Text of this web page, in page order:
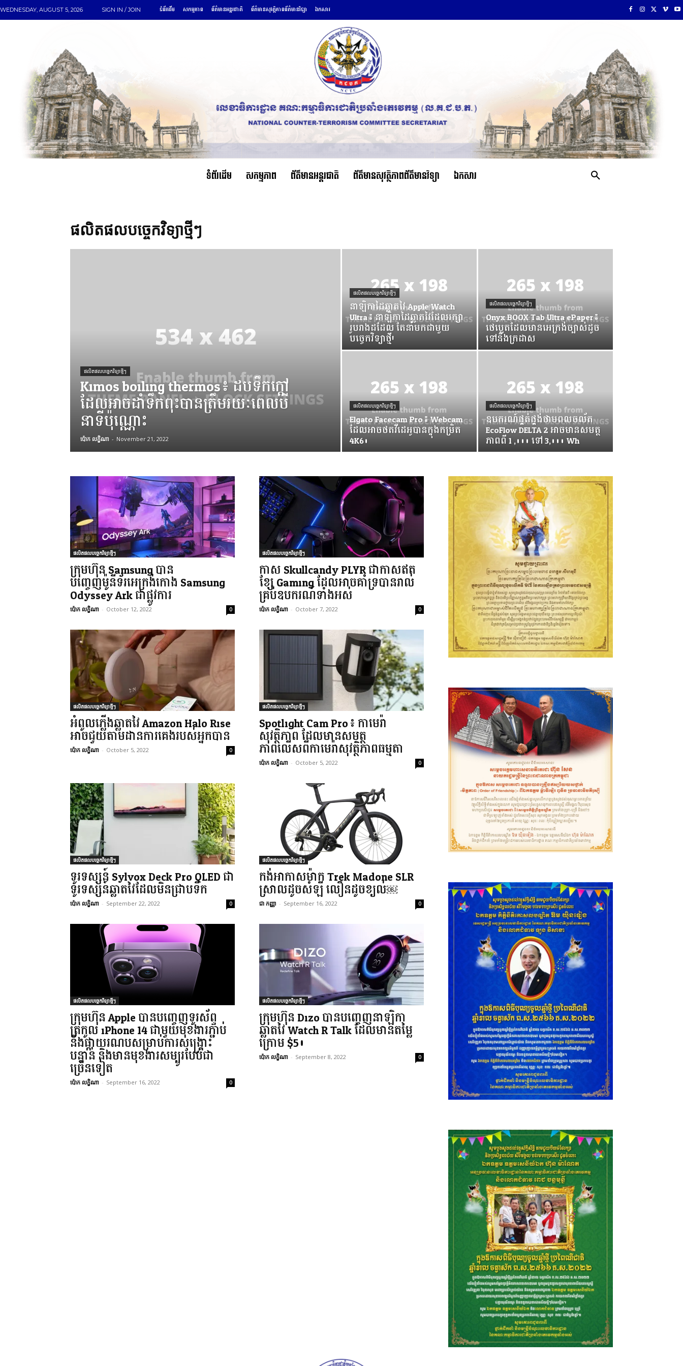
WEDNESDAY, AUGUST 5, 2026 SIGN IN / JOIN ទំព័រដើម សកម្មភាព ព័ត៌មានអន្តរជាតិ ព័ត៌មានសុវត្ថិភាពព័ត៌មានវិទ្យា ឯកសារ
ទំព័រដើម សកម្មភាព ព័ត៌មានអន្តរជាតិ ព័ត៌មានសុវត្ថិភាពព័ត៌មានវិទ្យា ឯកសារ
ផលិតផលបច្ចេកវិទ្យាថ្មីៗ
ផលិតផលបច្ចេកវិទ្យាថ្មីៗ
Kimos boiling thermos៖ ដបទឹកក្តៅ
ដែលអាចដាំទឹកពុះបានត្រឹមរយៈពេលបី
នាទីប៉ុណ្ណោះ
ប៉ោក លក្ខិណា - November 21, 2022
ផលិតផលបច្ចេកវិទ្យាថ្មីៗ
នាឡិកាដៃឆ្លាតវៃ Apple Watch
Ultra៖ នាឡិកាដៃឆ្លាតវៃដែលរក្សា
រូបរាងដដែល តែនាំមកជាមួយ
បច្ចេកវិទ្យាថ្មី!
ផលិតផលបច្ចេកវិទ្យាថ្មីៗ
Onyx BOOX Tab Ultra ePaper៖
ថេប្លេតដែលមានអេក្រង់ច្បាស់ដូច
ទៅនឹងក្រដាស
ផលិតផលបច្ចេកវិទ្យាថ្មីៗ
Elgato Facecam Pro៖ Webcam
ដែលអាចថតវីដេអូបានក្នុងកម្រិត
4K60
ផលិតផលបច្ចេកវិទ្យាថ្មីៗ
ឧបករណ៍ផ្គត់ផ្គង់ថាមពលចល័ត
EcoFlow DELTA 2 អាចមានសមត្ថ
ភាពពី 1 ,000 ទៅ 3,000 Wh
ផលិតផលបច្ចេកវិទ្យាថ្មីៗ
ក្រុមហ៊ុន Samsung បាន
បញ្ចេញម៉ូនីទ័រអេក្រង់កោង Samsung
Odyssey Ark ជាផ្លូវការ
ប៉ោក លក្ខិណា - October 12, 2022 0
ផលិតផលបច្ចេកវិទ្យាថ្មីៗ
កាស Skullcandy PLYR ជាកាសឥត
ខ្សែ Gaming ដែលអាចគាំទ្របានរាល់
គ្រប់ឧបករណ៍ទាំងអស់
ប៉ោក លក្ខិណា - October 7, 2022 0
ផលិតផលបច្ចេកវិទ្យាថ្មីៗ
អំពូលភ្លើងឆ្លាតវៃ Amazon Halo Rise
អាចជួយតាមដានការគេងរបស់អ្នកបាន
ប៉ោក លក្ខិណា - October 5, 2022 0
ផលិតផលបច្ចេកវិទ្យាថ្មីៗ
Spotlight Cam Pro៖ កាមេរ៉ា
សុវត្ថិភាព ដែលមានសមត្ថ
ភាពលើសពីកាមេរ៉ាសុវត្ថិភាពធម្មតា
ប៉ោក លក្ខិណា - October 5, 2022 0
ផលិតផលបច្ចេកវិទ្យាថ្មីៗ
ទូរទស្សន៍ Sylvox Deck Pro QLED ជា
ទូរទស្សន៍ឆ្លាតវៃដែលមិនជ្រាបទឹក
ប៉ោក លក្ខិណា - September 22, 2022 0
ផលិតផលបច្ចេកវិទ្យាថ្មីៗ
កង់អាកាសម៉ាក Trek Madone SLR
ស្រាលដូចសំឡី លឿនដូចខ្យល់￼
ជា កញ្ញា - September 16, 2022 0
ផលិតផលបច្ចេកវិទ្យាថ្មីៗ
ក្រុមហ៊ុន Apple បានបញ្ចេញទូរស័ព្ទ
ត្រកូល iPhone 14 ជាមួយមុខងារភ្ជាប់
នឹងផ្កាយរណបសម្រាប់ការសង្គ្រោះ
បន្ទាន់ និងមានមុខងារសម្បូរបែបជា
ច្រើនទៀត
ប៉ោក លក្ខិណា - September 16, 2022 0
ផលិតផលបច្ចេកវិទ្យាថ្មីៗ
ក្រុមហ៊ុន Dizo បានបញ្ចេញនាឡិកា
ឆ្លាតវៃ Watch R Talk ដែលមានតម្លៃ
ក្រោម $50
ប៉ោក លក្ខិណា - September 8, 2022 0